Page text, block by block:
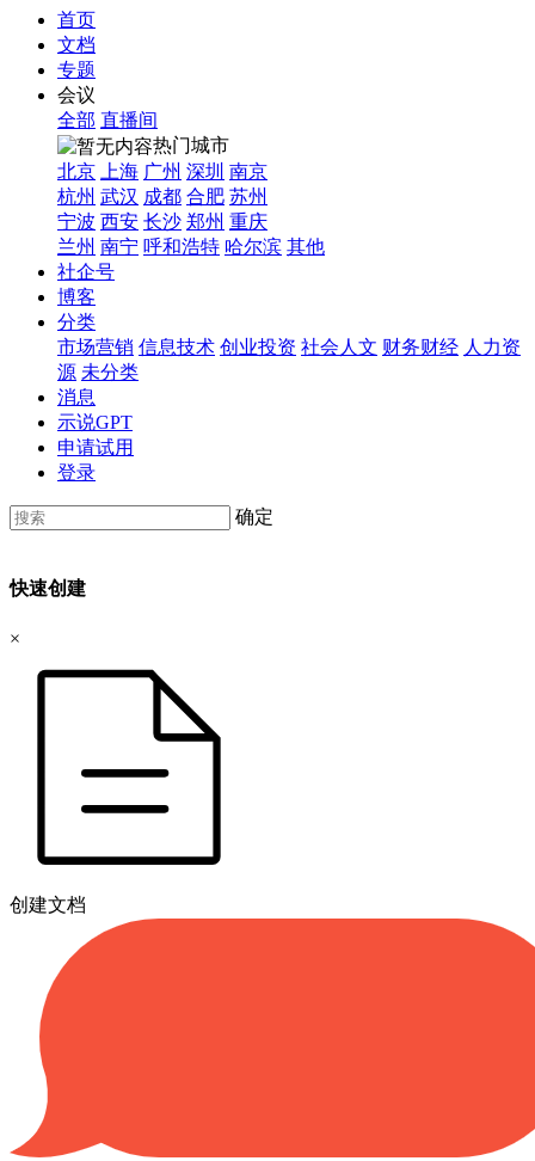
首页
文档
专题
会议
全部 直播间
热门城市
北京
上海 广州 深圳 南京
杭州 武汉 成都 合肥 苏州
宁波 西安 长沙 郑州 重庆
兰州 南宁 呼和浩特 哈尔滨 其他
社企号
博客
分类
市场营销 信息技术 创业投资 社会人文 财务财经 人力资
源 未分类
消息
示说GPT
申请试用
登录
确定
快速创建
×
创建文档